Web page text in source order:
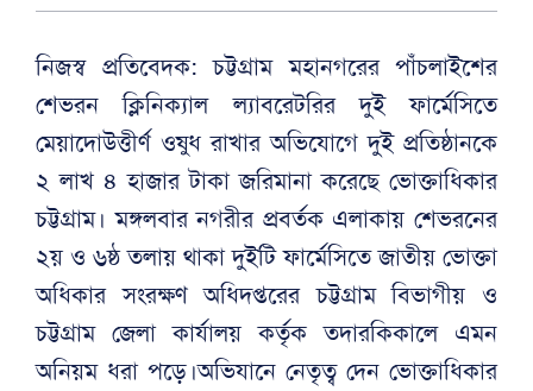
নিজস্ব প্রতিবেদক: চট্টগ্রাম মহানগরের পাঁচলাইশের
শেভরন ক্লিনিক্যাল ল্যাবরেটরির দুই ফার্মেসিতে
মেয়াদোউত্তীর্ণ ওষুধ রাখার অভিযোগে দুই প্রতিষ্ঠানকে
২ লাখ ৪ হাজার টাকা জরিমানা করেছে ভোক্তাধিকার
চট্টগ্রাম। মঙ্গলবার নগরীর প্রবর্তক এলাকায় শেভরনের
২য় ও ৬ষ্ঠ তলায় থাকা দুইটি ফার্মেসিতে জাতীয় ভোক্তা
অধিকার সংরক্ষণ অধিদপ্তরের চট্টগ্রাম বিভাগীয় ও
চট্টগ্রাম জেলা কার্যালয় কর্তৃক তদারকিকালে এমন
অনিয়ম ধরা পড়ে।অভিযানে নেতৃত্ব দেন ভোক্তাধিকার